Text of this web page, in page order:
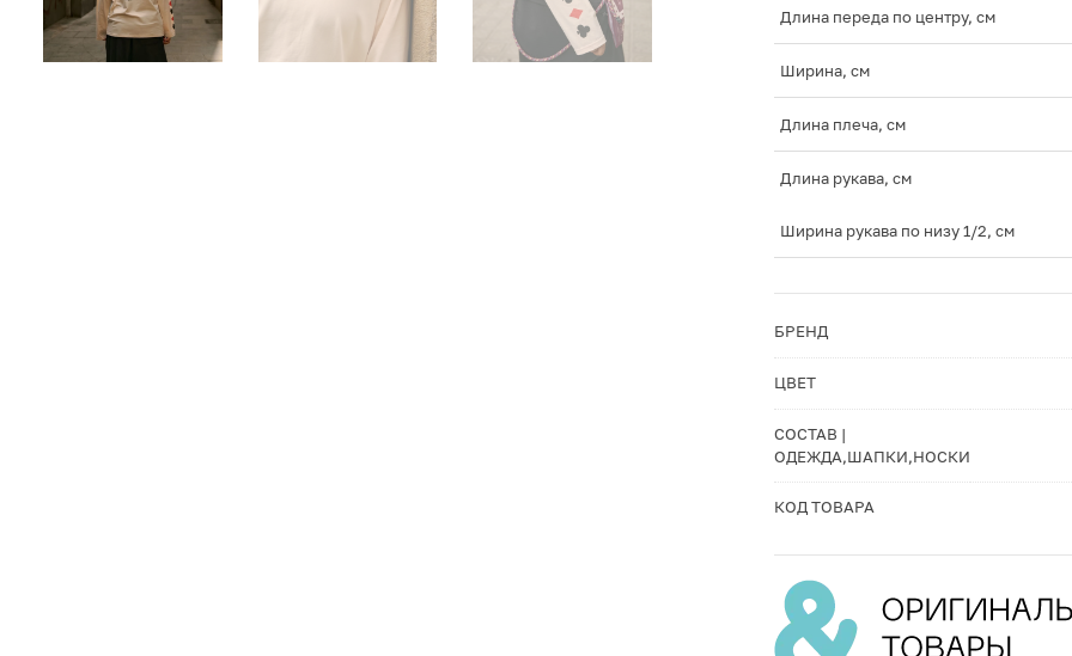
Длина переда по центру, см
Ширина, см
Длина плеча, см
Длина рукава, см
Ширина рукава по низу 1/2, см
БРЕНД
ЦВЕТ
СОСТАВ |
ОДЕЖДА,ШАПКИ,НОСКИ
КОД ТОВАРА